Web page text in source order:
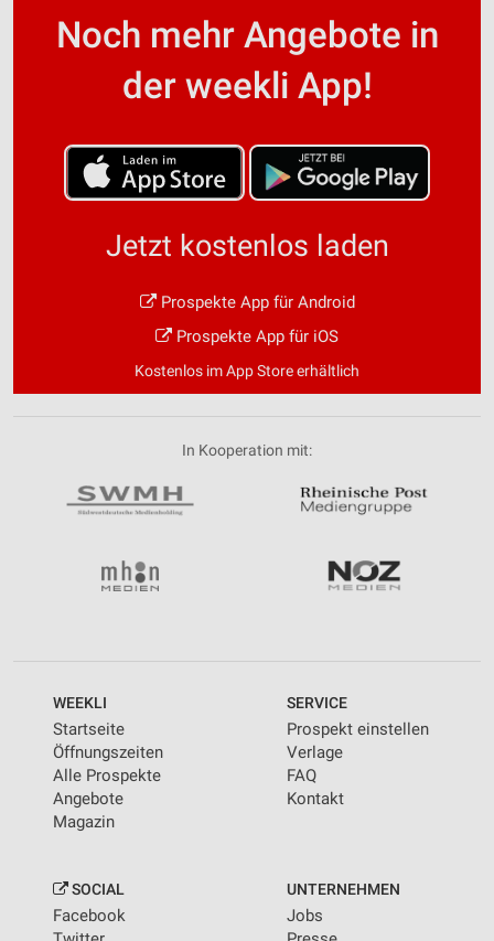
Noch mehr Angebote in
der weekli App!
Jetzt kostenlos laden
Prospekte App für Android
Prospekte App für iOS
Kostenlos im App Store erhältlich
In Kooperation mit:
WEEKLI
Startseite
Öffnungszeiten
Alle Prospekte
Angebote
Magazin
SERVICE
Prospekt einstellen
Verlage
FAQ
Kontakt
SOCIAL
Facebook
UNTERNEHMEN
Jobs